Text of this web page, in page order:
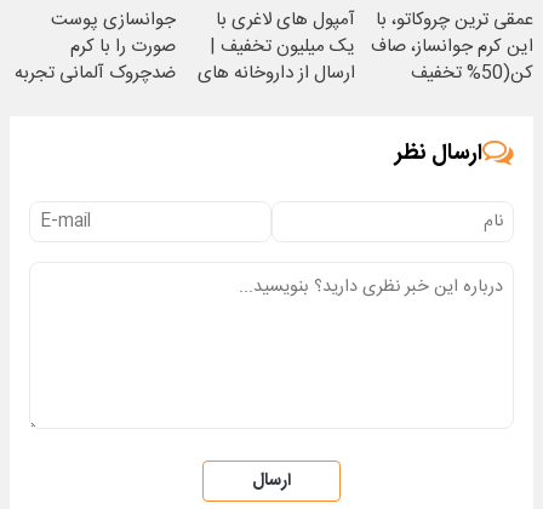
عمقی ترین چروکاتو، با
این کرم جوانساز، صاف
کن(50% تخفیف
آمپول های لاغری با
یک میلیون تخفیف |
ارسال از داروخانه های
جوانسازی پوست
صورت را با کرم
ضدچروک آلمانی تجربه
ارسال نظر
ارسال